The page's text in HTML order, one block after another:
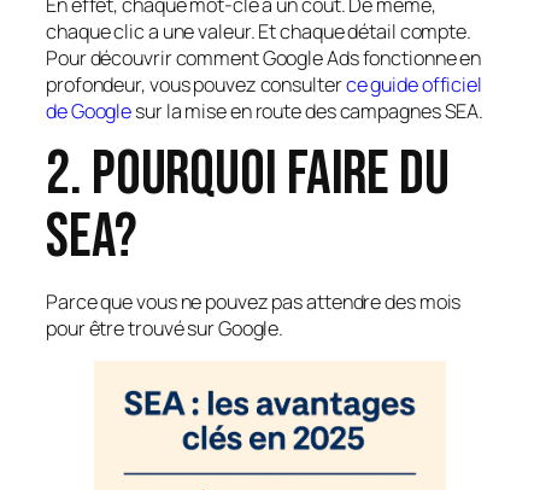
chaque clic a une valeur. Et chaque détail compte.
Pour découvrir comment Google Ads fonctionne en
profondeur, vous pouvez consulterce guide officiel
de Googlesur la mise en route des campagnes SEA.
2. Pourquoi faire du
SEA?
Parce que vous ne pouvez pas attendre des mois
pour être trouvé sur Google.